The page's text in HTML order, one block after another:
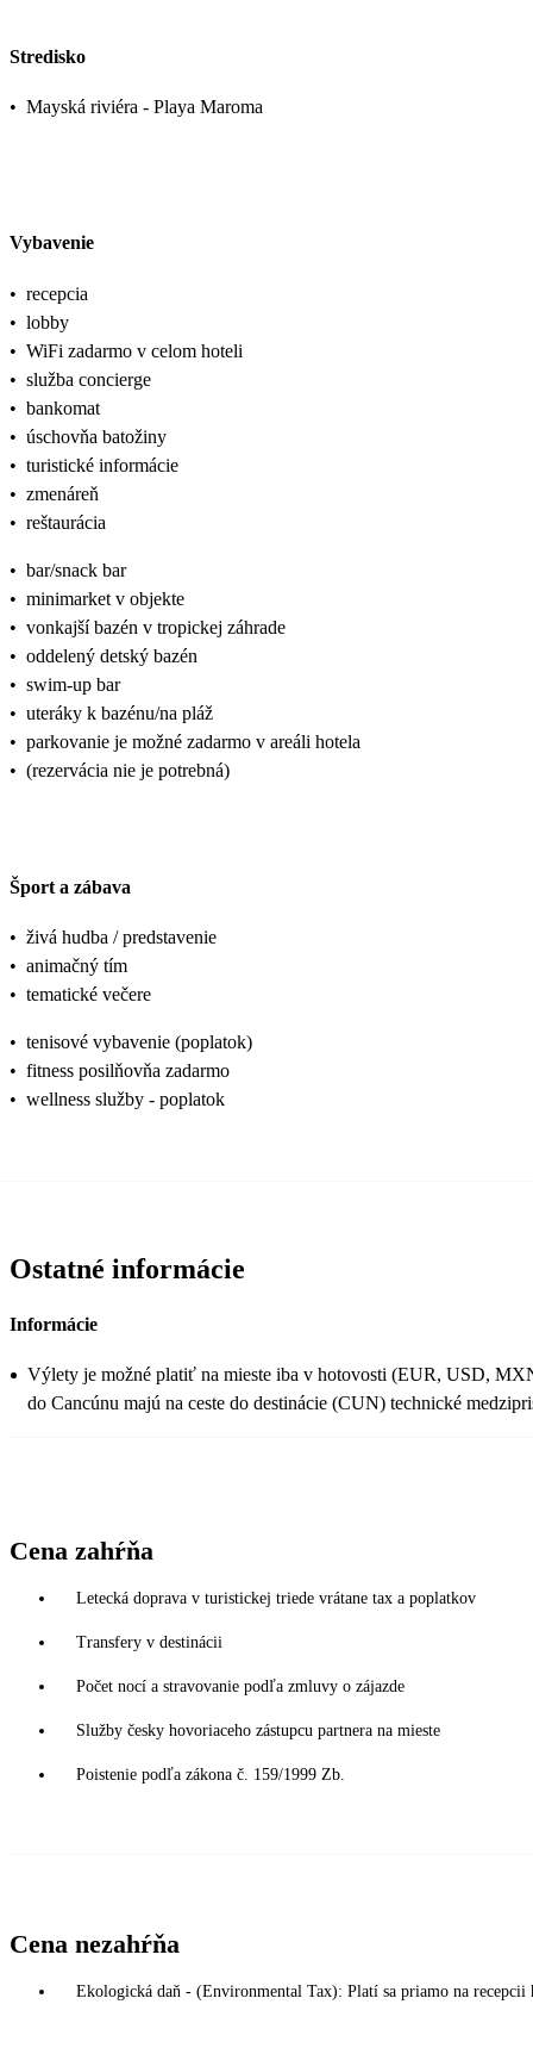
Stredisko
• Mayská riviéra - Playa Maroma
Vybavenie
• recepcia
• lobby
• WiFi zadarmo v celom hoteli
• služba concierge
• bankomat
• úschovňa batožiny
• turistické informácie
• zmenáreň
• reštaurácia
• bar/snack bar
• minimarket v objekte
• vonkajší bazén v tropickej záhrade
• oddelený detský bazén
• swim-up bar
• uteráky k bazénu/na pláž
• parkovanie je možné zadarmo v areáli hotela
• (rezervácia nie je potrebná)
Šport a zábava
• živá hudba / predstavenie
• animačný tím
• tematické večere
• tenisové vybavenie (poplatok)
• fitness posilňovňa zadarmo
• wellness služby - poplatok
Ostatné informácie
Informácie
Výlety je možné platiť na mieste iba v hotovosti (EUR, USD,
do Cancúnu majú na ceste do destinácie (CUN) technické
Cena zahŕňa
Letecká doprava v turistickej triede vrátane tax a poplatkov
Transfery v destinácii
Počet nocí a stravovanie podľa zmluvy o zájazde
Služby česky hovoriaceho zástupcu partnera na mieste
Poistenie podľa zákona č. 159/1999 Zb.
Cena nezahŕňa
Ekologická daň - (Environmental Tax): Platí sa priamo na